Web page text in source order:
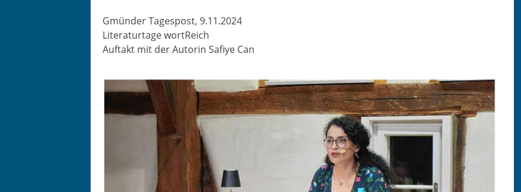
Gmün­der Tage­s­post, 9.11.2024
Lit­er­aturtage wortReich
Auf­takt mit der Autorin Safiye Can